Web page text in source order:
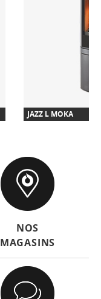
JAZZ L MOKA
NOS
MAGASINS